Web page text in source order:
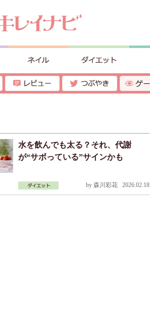
水を飲んでも太る？それ、代謝
が“サボっている”サインかも
by 森川彩花 2026.02.18